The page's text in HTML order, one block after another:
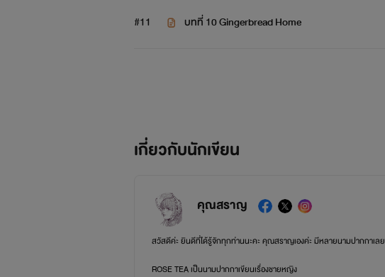
#11 บทที่ 10 Gingerbread Home
เกี่ยวกับนักเขียน
คุณสราญ
สวัสดีค่ะ ยินดีที่ได้รู้จักทุกท่านนะคะ คุณสราญเองค่ะ มีหลายนามปากกาเลย
ROSE TEA เป็นนามปากกาเขียนเรื่องชายหญิง